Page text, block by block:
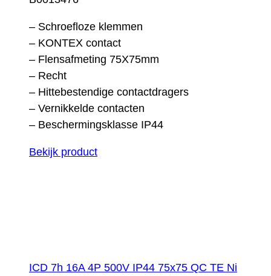
– Schroefloze klemmen
– KONTEX contact
– Flensafmeting 75X75mm
– Recht
– Hittebestendige contactdragers
– Vernikkelde contacten
– Beschermingsklasse IP44
Bekijk product
ICD 7h 16A 4P 500V IP44 75x75 QC TE Ni